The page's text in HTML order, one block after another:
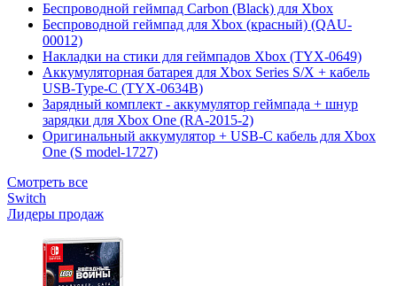
Беспроводной геймпад Carbon (Black) для Xbox
Беспроводной геймпад для Xbox (красный) (QAU-
00012)
Накладки на стики для геймпадов Xbox (TYX-0649)
Аккумуляторная батарея для Xbox Series S/X + кабель
USB-Type-C (TYX-0634B)
Зарядный комплект - аккумулятор геймпада + шнур
зарядки для Xbox One (RA-2015-2)
Оригинальный аккумулятор + USB-C кабель для Xbox
One (S model-1727)
Смотреть все
Switch
Лидеры продаж